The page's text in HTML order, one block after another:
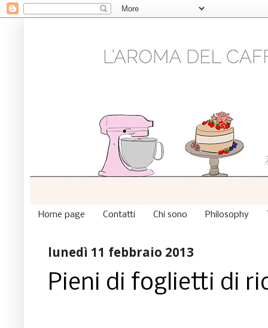
Home page Contatti Chi sono Philosophy
lunedì 11 febbraio 2013
Pieni di foglietti di